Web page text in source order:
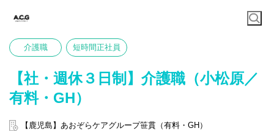
介護職 短時間正社員
【社・週休３日制】介護職（小松原／
有料・GH）
【鹿児島】あおぞらケアグループ笹貫（有料・GH）